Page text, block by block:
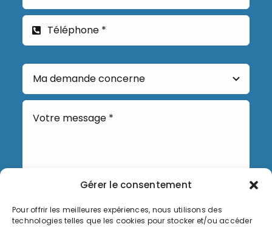
Gérer le consentement
Pour offrir les meilleures expériences, nous utilisons des
technologies telles que les cookies pour stocker et/ou accéder
Envoyer